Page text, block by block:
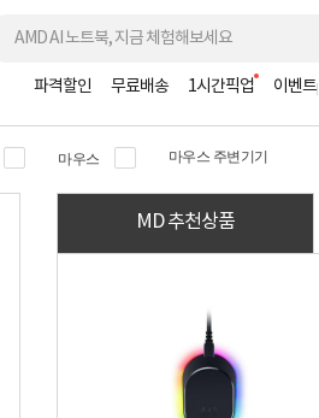
파격할인 무료배송 1시간픽업 이벤트
마우스 마우스 주변기기
MD 추천상품